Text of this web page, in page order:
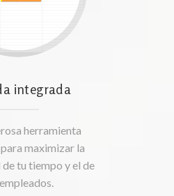
integrada
herramienta
maximizar la
tu tiempo y el de